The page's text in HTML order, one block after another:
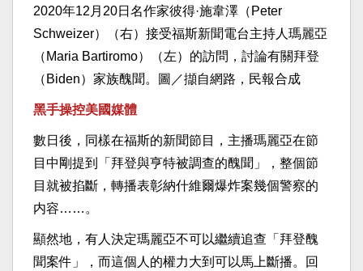
2020年12月20日名作家彼得·施韋澤（Peter
Schweizer）（右）接受福斯新聞電台主持人瑪麗亞
（Maria Bartiromo）（左）的訪問，討論有關拜登
（Biden）家族醜聞。圖／擷自網路，民報合成
黑手操控美國媒體
數日後，同樣在福斯的新聞節目，主播瑪麗亞在節
目中剛提到「拜登與亨特被調查的醜聞」，整個節
目就被掐斷，轉播表彰納什維爾爆炸案幾個警察的
内容……。
顯然地，有人決定瑪麗亞不可以繼續追查「拜登醜
聞案件」，而這個人的權力大到可以馬上斷播。回